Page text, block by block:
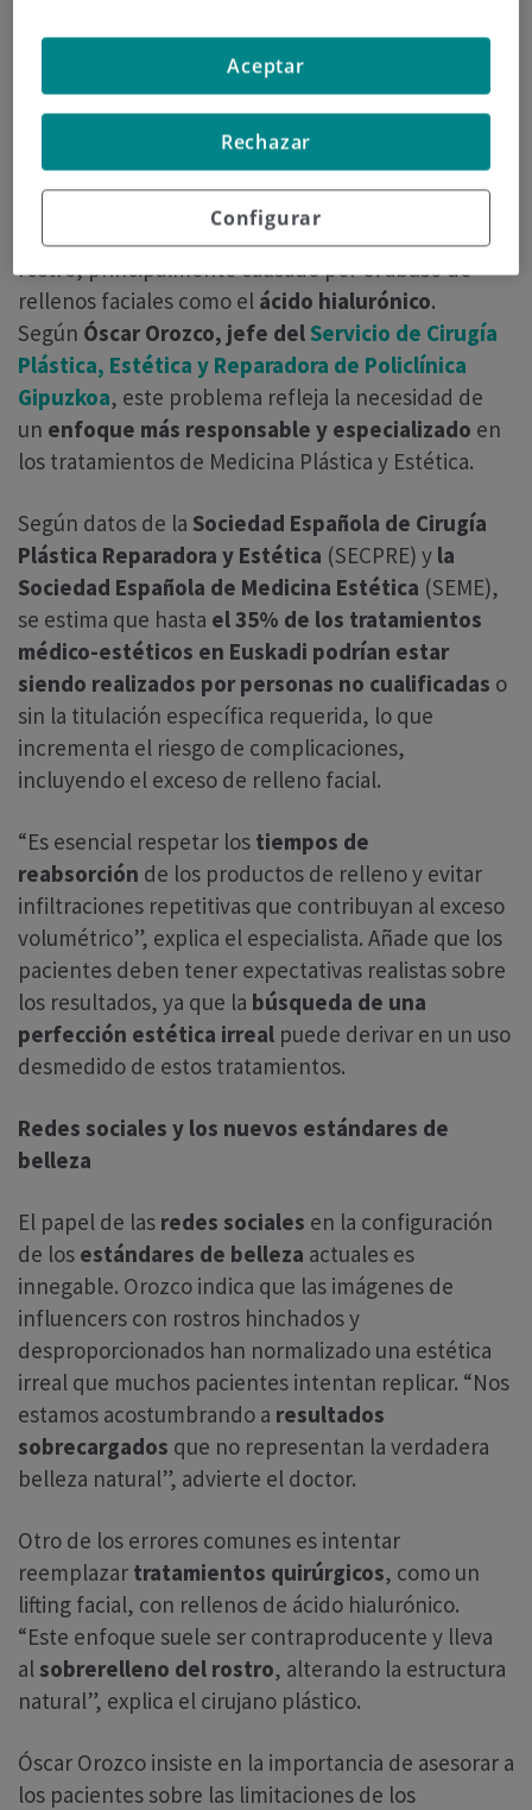
Síndrome Overfilled Faciales un fenómeno
cada vez más frecuente en el ámbito de la medicina
estética. Este término se refiere al aspecto
sobrecargado y excesivamente voluminoso del
rostro, principalmente causado por el abuso de
rellenos faciales como el ácido hialurónico.
Según Óscar Orozco, jefe delServicio de Cirugía
Plástica, Estética y Reparadora de Policlínica
Gipuzkoa, este problema refleja la necesidad de
un enfoque más responsable y especializado en
los tratamientos de Medicina Plástica y Estética.
Según datos de la Sociedad Española de Cirugía
Plástica Reparadora y Estética (SECPRE) y la
Sociedad Española de Medicina Estética (SEME),
se estima que hasta el 35% de los tratamientos
médico-estéticos en Euskadi podrían estar
siendo realizados por personas no cualificadas o
sin la titulación específica requerida, lo que
incrementa el riesgo de complicaciones,
incluyendo el exceso de relleno facial.
“Es esencial respetar los tiempos de
reabsorción de los productos de relleno y evitar
infiltraciones repetitivas que contribuyan al exceso
volumétrico”, explica el especialista. Añade que los
pacientes deben tener expectativas realistas sobre
los resultados, ya que la búsqueda de una
perfección estética irreal puede derivar en un uso
desmedido de estos tratamientos.
Redes sociales y los nuevos estándares de
belleza
El papel de las redes sociales en la configuración
de los estándares de belleza actuales es
innegable. Orozco indica que las imágenes de
influencers con rostros hinchados y
desproporcionados han normalizado una estética
irreal que muchos pacientes intentan replicar. “Nos
estamos acostumbrando a resultados
sobrecargados que no representan la verdadera
belleza natural”, advierte el doctor.
Otro de los errores comunes es intentar
reemplazar tratamientos quirúrgicos, como un
lifting facial, con rellenos de ácido hialurónico.
“Este enfoque suele ser contraproducente y lleva
al sobrerelleno del rostro, alterando la estructura
natural”, explica el cirujano plástico.
Óscar Orozco insiste en la importancia de asesorar a
los pacientes sobre las limitaciones de los
Configurar
Rechazar
Aceptar